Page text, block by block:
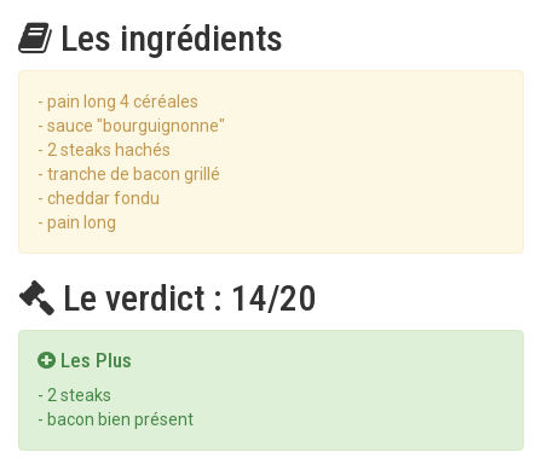
Les ingrédients
- pain long 4 céréales
- sauce "bourguignonne"
- 2 steaks hachés
- tranche de bacon grillé
- cheddar fondu
- pain long
Le verdict : 14/20
Les Plus
- 2 steaks
- bacon bien présent